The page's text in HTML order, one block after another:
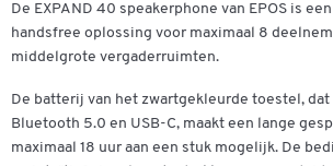
De EXPAND 40 speakerphone van EPOS is
handsfree oplossing voor maximaal 8
middelgrote vergaderruimten.
De batterij van het zwartgekleurde toestel, dat
Bluetooth 5.0 en USB-C, maakt een lange
maximaal 18 uur aan een stuk mogelijk. De
Dubbelklik om in te